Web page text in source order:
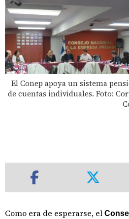
El Conep apoya un sistema
de cuentas individuales. Foto:
Como era de esperarse, el